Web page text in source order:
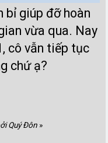
bỉ giúp đỡ hoàn
vừa qua. Nay
cô vẫn tiếp tục
chứ ạ?
Quý Đôn »